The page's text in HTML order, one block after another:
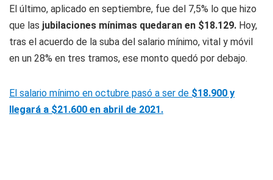
El último, aplicado en septiembre, fue del 7,5% lo que hizo
que las jubilaciones mínimas quedaran en $18.129. Hoy,
tras el acuerdo de la suba del salario mínimo, vital y móvil
en un 28% en tres tramos, ese monto quedó por debajo.
El salario mínimo en octubre pasó a ser de $18.900 y
llegará a $21.600 en abril de 2021.